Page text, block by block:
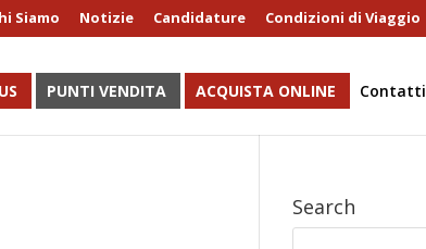
Siamo Notizie Candidature Condizioni di Viaggio
PUNTI VENDITA ACQUISTA ONLINE Contatti
Search